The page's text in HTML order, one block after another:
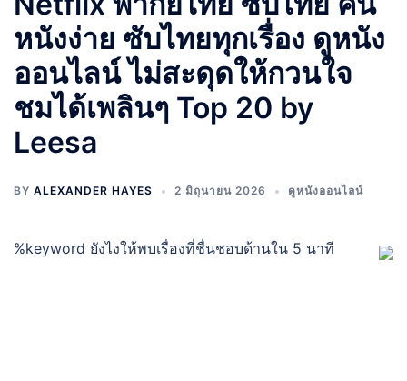
หนังง่าย ซับไทยทุกเรื่อง ดูหนัง
ออนไลน์ ไม่สะดุดให้กวนใจ
ชมได้เพลินๆ Top 20 by
Leesa
BY ALEXANDER HAYES 2 มิถุนายน 2026 ดูหนังออนไลน์
%keyword ยังไงให้พบเรื่องที่ชื่นชอบด้านใน 5 นาที